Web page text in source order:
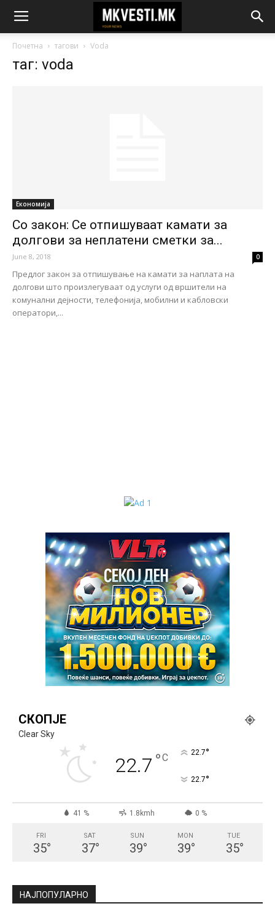
Почетна тагови Voda
таг: voda
Економија
Со закон: Се отпишуваат камати за
долгови за неплатени сметки за...
June 8, 2018 0
Предлог закон за отпишување на камати за наплата на
долгови што произлегуваат од услуги од вршители на
комунални дејности, телефонија, мобилни и кабловски
оператори,...
СКОПЈЕ
Clear Sky
22.7 °C 22.7°
22.7°
41 % 1.8kmh 0 %
FRI
35°
SAT
37°
SUN
39°
MON
39°
TUE
35°
НАЈПОПУЛАРНО